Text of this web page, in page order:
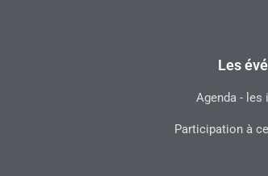
Les
Agenda - les
Participation à